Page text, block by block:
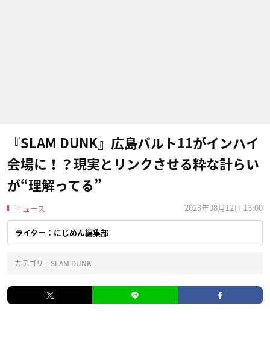
『SLAM DUNK』広島バルト11がインハイ
会場に！？現実とリンクさせる粋な計らい
が“理解ってる”
ニュース 2023年08月12日 13:00
ライター：にじめん編集部
カテゴリ : SLAM DUNK